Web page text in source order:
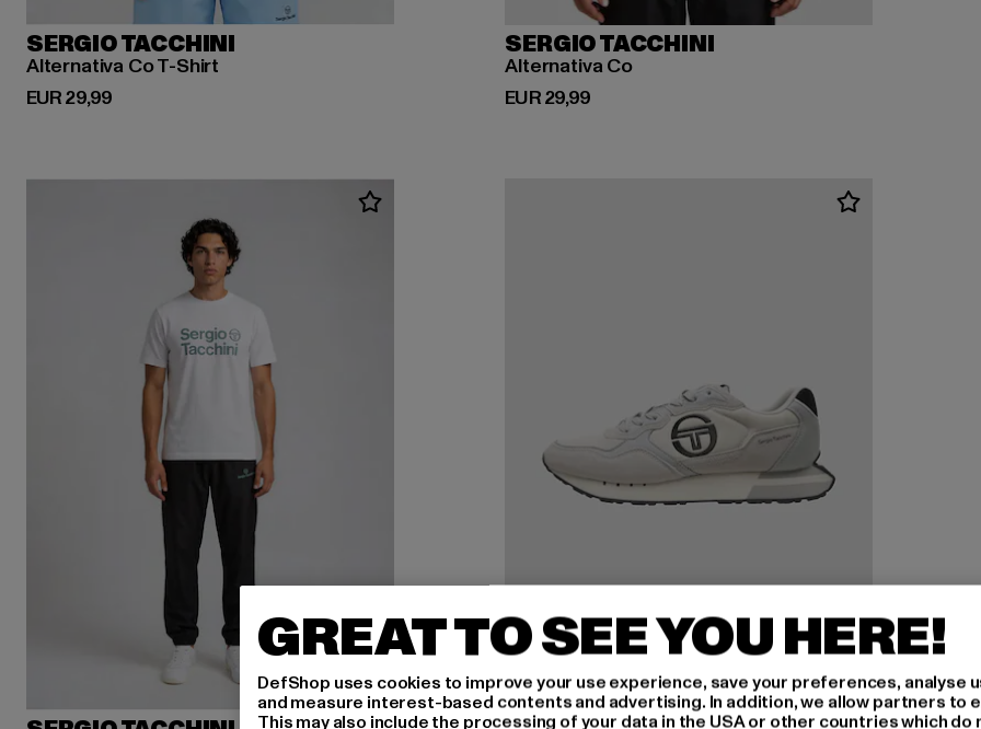
SERGIO TACCHINI
Alternativa Co T-Shirt
EUR 29,99
Derzeitiger Preis: EUR 29,99
SERGIO TACCHINI
Alternativa Co
EUR 29,99
Derzeitiger Preis: EUR 29,99
GREAT TO SEE YOU HERE!
DefShop uses cookies to improve your use experience, save your preferences, analyse
and measure interest-based contents and advertising. In addition, we allow partners to
This may also include the processing of your data in the USA or other countries which do